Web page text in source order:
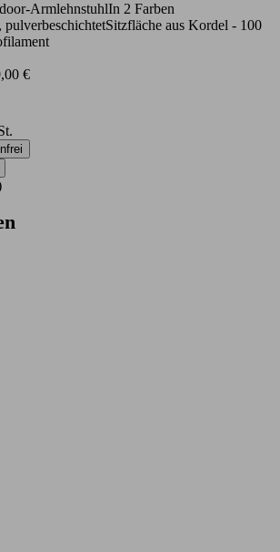
ArmlehnstuhlIn 2 Farben
aus Kordel - 100
€